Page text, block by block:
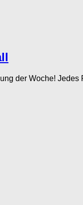
der Woche!